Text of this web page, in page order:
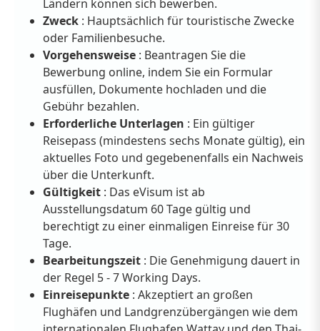
Ländern können sich bewerben.
Zweck : Hauptsächlich für touristische Zwecke
oder Familienbesuche.
Vorgehensweise : Beantragen Sie die
Bewerbung online, indem Sie ein Formular
ausfüllen, Dokumente hochladen und die
Gebühr bezahlen.
Erforderliche Unterlagen : Ein gültiger
Reisepass (mindestens sechs Monate gültig), ein
aktuelles Foto und gegebenenfalls ein Nachweis
über die Unterkunft.
Gültigkeit : Das eVisum ist ab
Ausstellungsdatum 60 Tage gültig und
berechtigt zu einer einmaligen Einreise für 30
Tage.
Bearbeitungszeit : Die Genehmigung dauert in
der Regel 5 - 7 Working Days.
Einreisepunkte : Akzeptiert an großen
Flughäfen und Landgrenzübergängen wie dem